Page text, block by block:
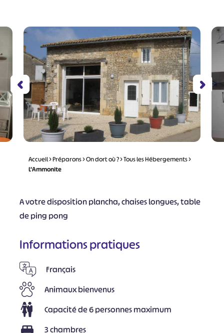
Accueil>Préparons>On dort où ?>Tous les Hébergements>
L’Ammonite
A votre disposition plancha, chaises longues, table
de ping pong
Informations pratiques
Français
Animaux bienvenus
Capacité de 6 personnes maximum
3 chambres